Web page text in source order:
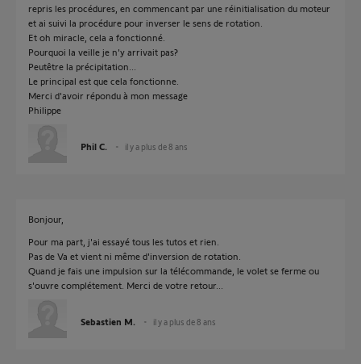
repris les procédures, en commencant par une réinitialisation du moteur
et ai suivi la procédure pour inverser le sens de rotation.
Et oh miracle, cela a fonctionné.
Pourquoi la veille je n'y arrivait pas?
Peutêtre la précipitation...
Le principal est que cela fonctionne.
Merci d'avoir répondu à mon message
Philippe
Phil C. il y a plus de 8 ans
Bonjour,
Pour ma part, j'ai essayé tous les tutos et rien.
Pas de Va et vient ni même d'inversion de rotation.
Quand je fais une impulsion sur la télécommande, le volet se ferme ou
s'ouvre complétement. Merci de votre retour...
Sebastien M. il y a plus de 8 ans